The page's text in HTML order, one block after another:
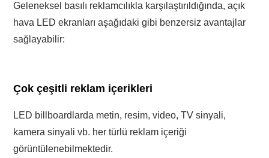
Geleneksel basılı reklamcılıkla karşılaştırıldığında, açık
hava LED ekranları aşağıdaki gibi benzersiz avantajlar
sağlayabilir:
Çok çeşitli reklam içerikleri
LED billboardlarda metin, resim, video, TV sinyali,
kamera sinyali vb. her türlü reklam içeriği
görüntülenebilmektedir.